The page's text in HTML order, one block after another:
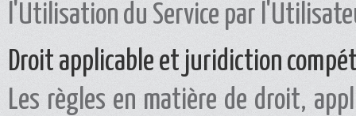
l'Utilisation du Service par
Droit applicable et juridiction
Les règles en matière de droit,